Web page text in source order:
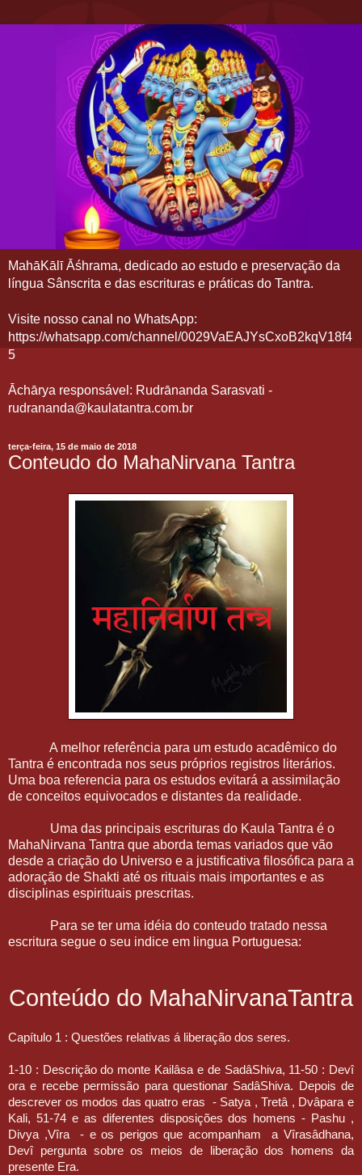
MahāKālī Āśhrama, dedicado ao estudo e preservação da
língua Sânscrita e das escrituras e práticas do Tantra.
Visite nosso canal no WhatsApp:
https://whatsapp.com/channel/0029VaEAJYsCxoB2kqV18f4
5
Āchārya responsável: Rudrānanda Sarasvati -
rudrananda@kaulatantra.com.br
terça-feira, 15 de maio de 2018
Conteudo do MahaNirvana Tantra
A melhor referência para um estudo acadêmico do
Tantra é encontrada nos seus próprios registros literários.
Uma boa referencia para os estudos evitará a assimilação
de conceitos equivocados e distantes da realidade.
Uma das principais escrituras do Kaula Tantra é o
MahaNirvana Tantra que aborda temas variados que vão
desde a criação do Universo e a justificativa filosófica para a
adoração de Shakti até os rituais mais importantes e as
disciplinas espirituais prescritas.
Para se ter uma idéia do conteudo tratado nessa
escritura segue o seu indice em lingua Portuguesa:
Conteúdo do MahaNirvanaTantra
Capítulo 1 : Questões relativas á liberação dos seres.
1-10 : Descrição do monte Kailâsa e de SadâShiva, 11-50 : Devî
ora e recebe permissão para questionar SadâShiva. Depois de
descrever os modos das quatro eras
- Satya , Tretâ , Dvâpara e
Kali, 51-74 e as diferentes disposições dos homens - Pashu ,
Divya ,Vîra
- e os perigos que acompanham
a Vîrasâdhana,
Devî pergunta sobre os meios de liberação dos homens da
presente Era.